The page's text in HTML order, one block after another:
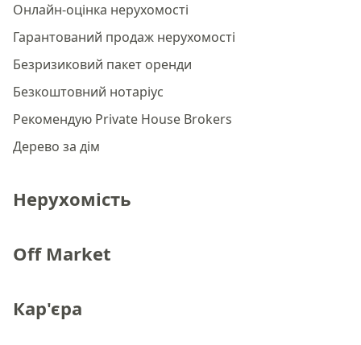
Онлайн-оцінка нерухомості
Гарантований продаж нерухомості
Безризиковий пакет оренди
Безкоштовний нотаріус
Рекомендую Private House Brokers
Дерево за дім
Нерухомість
Off Market
Кар'єра